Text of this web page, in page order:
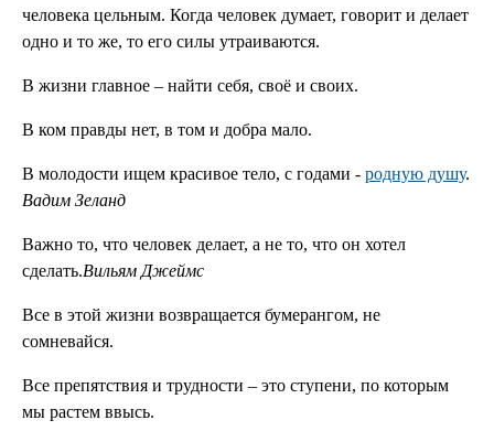
человека цельным. Когда человек думает, говорит и делает
одно и то же, то его силы утраиваются.
В жизни главное – найти себя, своё и своих.
В ком правды нет, в том и добра мало.
В молодости ищем красивое тело, с годами - родную душу.
Вадим Зеланд
Важно то, что человек делает, а не то, что он хотел
сделать.Вильям Джеймс
Все в этой жизни возвращается бумерангом, не
сомневайся.
Все препятствия и трудности – это ступени, по которым
мы растем ввысь.